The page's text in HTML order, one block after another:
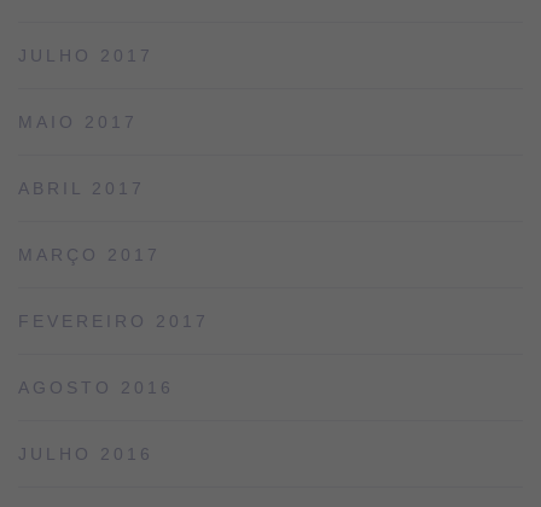
JULHO 2017
MAIO 2017
ABRIL 2017
MARÇO 2017
FEVEREIRO 2017
AGOSTO 2016
JULHO 2016